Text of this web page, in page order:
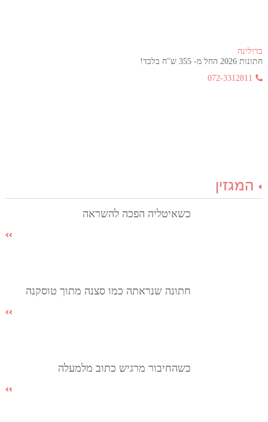
בדולינה
חתונות 2026 החל מ- 355 ש"ח בלבד!
072-3312811
המגזין
כשאיטליה הפכה להשראה
חתונה שנראתה כמו סצנה מתוך טוסקנה
כשהחיבור מרגיש כתוב מלמעלה